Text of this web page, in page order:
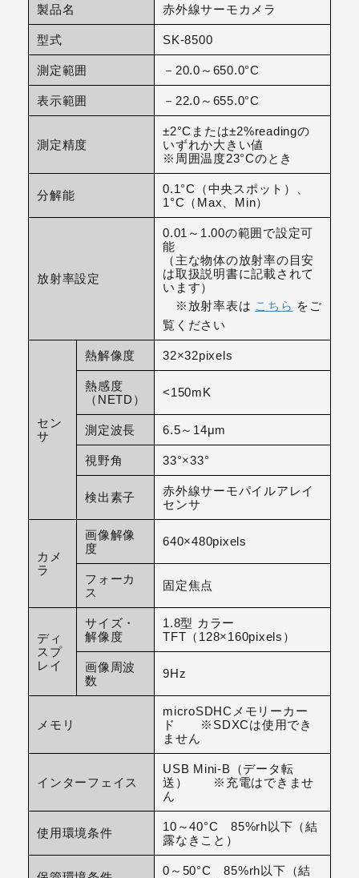
製品名 赤外線サーモカメラ
型式 SK-8500
測定範囲 －20.0～650.0°C
表示範囲 －22.0～655.0°C
測定精度
±2°Cまたは±2%readingの
いずれか大きい値
※周囲温度23°Cのとき
分解能
0.1°C（中央スポット）、
1°C（Max、Min）
放射率設定
0.01～1.00の範囲で設定可
能
（主な物体の放射率の目安
は取扱説明書に記載されて
います）
※放射率表は こちら をご
覧ください
セン
サ
熱解像度 32×32pixels
熱感度
（NETD）
<150mK
測定波長 6.5～14μm
視野角 33°×33°
検出素子
赤外線サーモパイルアレイ
センサ
カメ
ラ
画像解像
度
640×480pixels
フォーカ
ス
固定焦点
ディ
スプ
レイ
サイズ・
解像度
1.8型 カラー
TFT（128×160pixels）
画像周波
数
9Hz
メモリ
microSDHCメモリーカー
ド ※SDXCは使用でき
ません
インターフェイス
USB Mini-B（データ転
送） ※充電はできませ
ん
使用環境条件
10～40°C 85%rh以下（結
露なきこと）
0～50°C 85%rh以下（結